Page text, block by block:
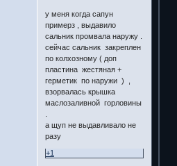
у меня когда сапун
примерз , выдавило
сальник промвала наружу .
сейчас сальник закреплен
по колхозному ( доп
пластина жестяная +
герметик по наружи ) ,
взорвалась крышка
маслозаливной горловины
а щуп не выдавливало не
разу
+1